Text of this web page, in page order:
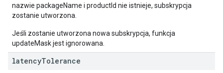
nazwie packageName i productId nie istnieje, subskrypcja
zostanie utworzona.
Jeśli zostanie utworzona nowa subskrypcja, funkcja
updateMask jest ignorowana.
latencyTolerance